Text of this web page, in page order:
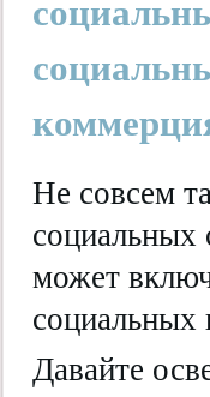
Не совсем
может
социальных
Давайте